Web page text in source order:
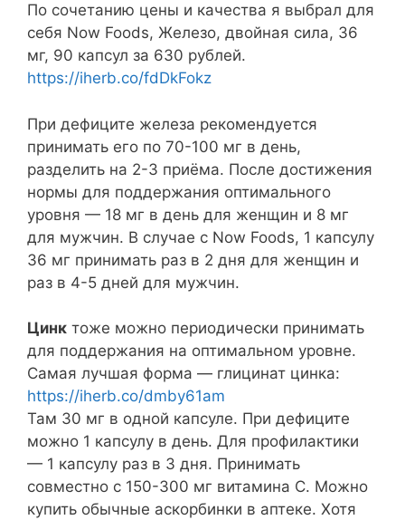
По сочетанию цены и качества я выбрал для
себя Now Foods, Железо, двойная сила, 36
мг, 90 капсул за 630 рублей.
https://iherb.co/fdDkFokz
При дефиците железа рекомендуется
принимать его по 70-100 мг в день,
разделить на 2-3 приёма. После достижения
нормы для поддержания оптимального
уровня — 18 мг в день для женщин и 8 мг
для мужчин. В случае с Now Foods, 1 капсулу
36 мг принимать раз в 2 дня для женщин и
раз в 4-5 дней для мужчин.
Цинк тоже можно периодически принимать
для поддержания на оптимальном уровне.
Самая лучшая форма — глицинат цинка:
https://iherb.co/dmby61am
Там 30 мг в одной капсуле. При дефиците
можно 1 капсулу в день. Для профилактики
— 1 капсулу раз в 3 дня. Принимать
совместно с 150-300 мг витамина С. Можно
купить обычные аскорбинки в аптеке. Хотя